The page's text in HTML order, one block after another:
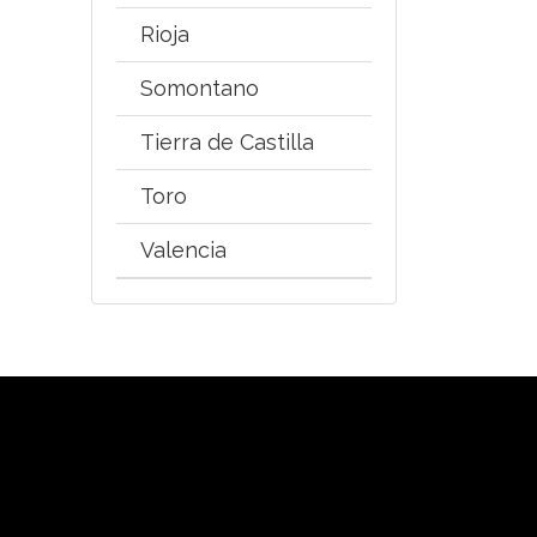
Rioja
Somontano
Tierra de Castilla
Toro
Valencia